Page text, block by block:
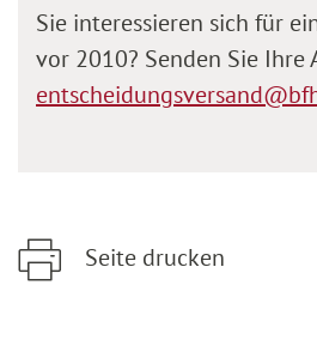
Sie interessieren sich für
vor 2010? Senden Sie Ihre
Seite drucken